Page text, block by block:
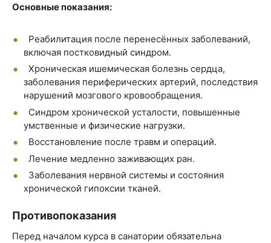
Основные показания:
Реабилитация после перенесённых заболеваний,
включая постковидный синдром.
Хроническая ишемическая болезнь сердца,
заболевания периферических артерий, последствия
нарушений мозгового кровообращения.
Синдром хронической усталости, повышенные
умственные и физические нагрузки.
Восстановление после травм и операций.
Лечение медленно заживающих ран.
Заболевания нервной системы и состояния
хронической гипоксии тканей.
Противопоказания
Перед началом курса в санатории обязательна